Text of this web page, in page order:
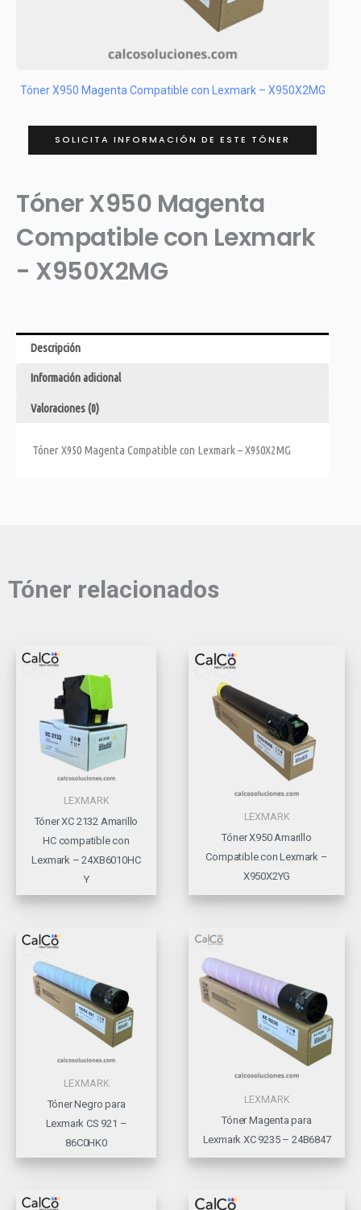
Tóner X950 Magenta Compatible con Lexmark – X950X2MG
SOLICITA INFORMACIÓN DE ESTE TÓNER
Tóner X950 Magenta
Compatible con Lexmark
- X950X2MG
Descripción
Información adicional
Valoraciones (0)
Tóner X950 Magenta Compatible con Lexmark – X950X2MG
Tóner relacionados
LEXMARK
Tóner XC 2132 Amarillo
HC compatible con
Lexmark – 24XB6010HC
Y
LEXMARK
Tóner X950 Amarillo
Compatible con Lexmark –
X950X2YG
LEXMARK
Tóner Negro para
Lexmark CS 921 –
86C0HK0
LEXMARK
Tóner Magenta para
Lexmark XC 9235 – 24B6847